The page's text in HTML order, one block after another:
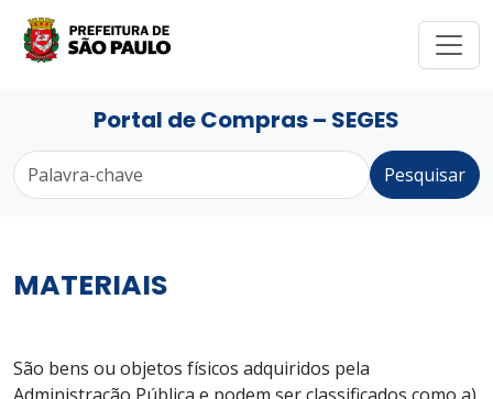
Portal de Compras – SEGES
Pesquisar
MATERIAIS
São bens ou objetos físicos adquiridos pela